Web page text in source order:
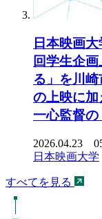
日本映画
回学生企
る」を川
の上映に
一心監督
2026.04.23
日本映画大学
すべてを見る